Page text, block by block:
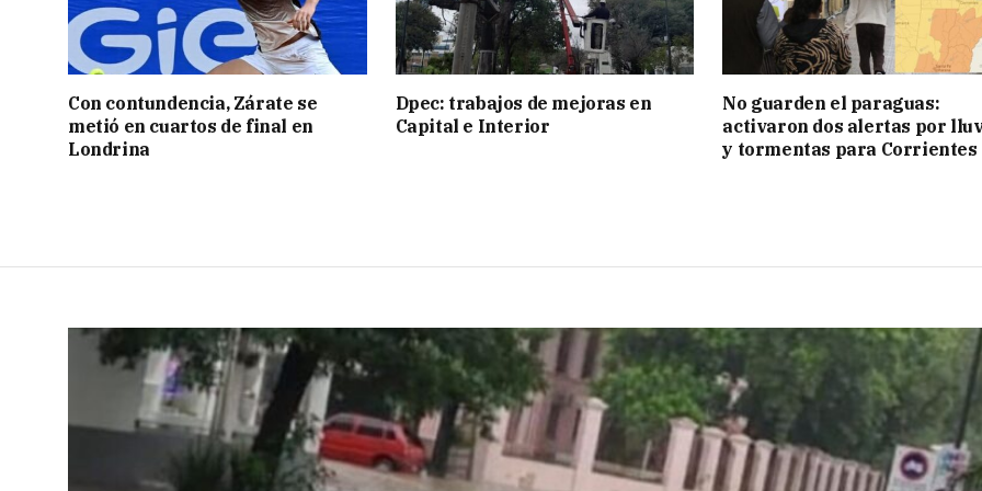
Con contundencia, Zárate se
metió en cuartos de final en
Londrina
Dpec: trabajos de mejoras en
Capital e Interior
No guarden el paraguas:
activaron dos alertas por
y tormentas para Corrientes